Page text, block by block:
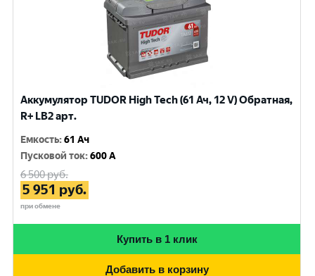
Аккумулятор TUDOR High Tech (61 Ач, 12 V) Обратная,
R+ LB2 арт.
Емкость:61 Ач
Пусковой ток:600 A
6 500руб.
5 951 руб.
при обмене
Купить в 1 клик
Добавить в корзину